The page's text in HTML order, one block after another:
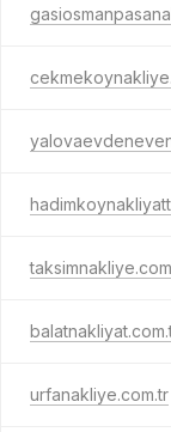
urfanakliye.com.tr